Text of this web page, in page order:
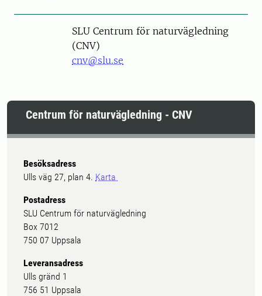
SLU Centrum för naturvägledning
(CNV)
cnv@slu.se
Centrum för naturvägledning - CNV
Besöksadress
Ulls väg 27, plan 4. Karta
Postadress
SLU Centrum för naturvägledning
Box 7012
750 07 Uppsala
Leveransadress
Ulls gränd 1
756 51 Uppsala